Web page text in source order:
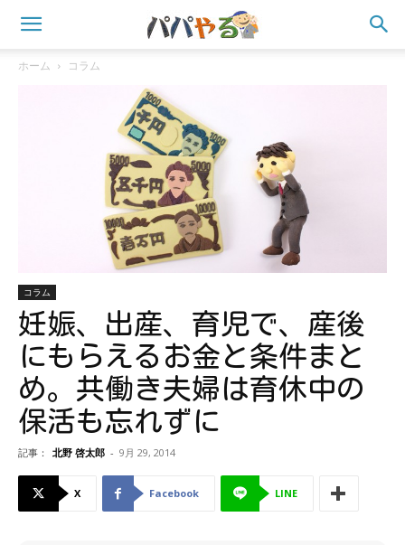
ホーム コラム
コラム
妊娠、出産、育児で、産後
にもらえるお金と条件まと
め。共働き夫婦は育休中の
保活も忘れずに
記事： 北野 啓太郎 - 9月 29, 2014
X Facebook LINE